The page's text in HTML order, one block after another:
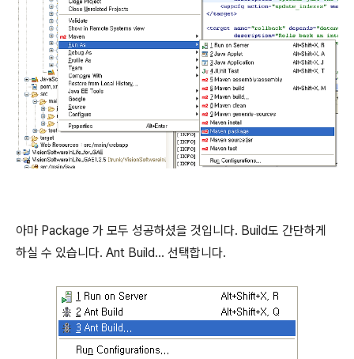
아마 Package 가 모두 성공하셨을 것입니다. Build도 간단하게
하실 수 있습니다. Ant Build... 선택합니다.